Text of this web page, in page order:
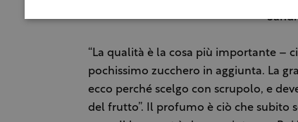
“La qualità è la cosa più importante –
pochissimo zucchero in aggiunta. La
ecco perché scelgo con scrupolo, e
del frutto”. Il profumo è ciò che subito